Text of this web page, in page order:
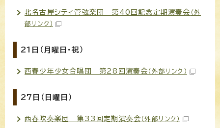
北名古屋シティ管弦楽団 第40回記念定期演奏会 （外
部リンク）
21日（月曜日・祝）
西春少年少女合唱団 第28回演奏会 （外部リンク）
27日（日曜日）
西春吹奏楽団 第33回定期演奏会 （外部リンク）